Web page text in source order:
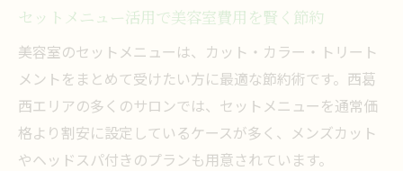
セットメニュー活用で美容室費用を賢く節約
美容室のセットメニューは、カット・カラー・トリート
メントをまとめて受けたい方に最適な節約術です。西葛
西エリアの多くのサロンでは、セットメニューを通常価
格より割安に設定しているケースが多く、メンズカット
やヘッドスパ付きのプランも用意されています。